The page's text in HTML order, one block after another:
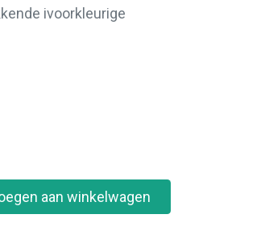
ivoorkleurige
aan winkelwagen